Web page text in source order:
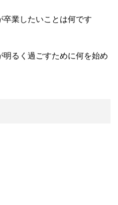
業したいことは何です
るく過ごすために何を始め